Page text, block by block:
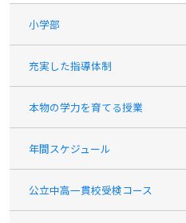
小学部
充実した指導体制
本物の学力を育てる授業
年間スケジュール
公立中高一貫校受検コース